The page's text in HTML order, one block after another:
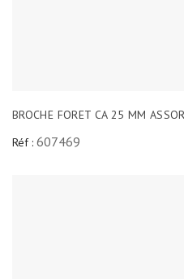
BROCHE FORET CA 25 MM
Réf : 607469